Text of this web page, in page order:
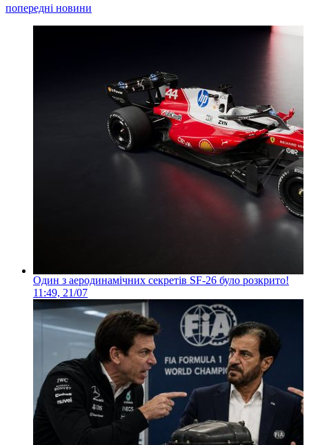
попередні новини
Один з аеродинамічних секретів SF-26 було розкрито!
11:49, 21/07